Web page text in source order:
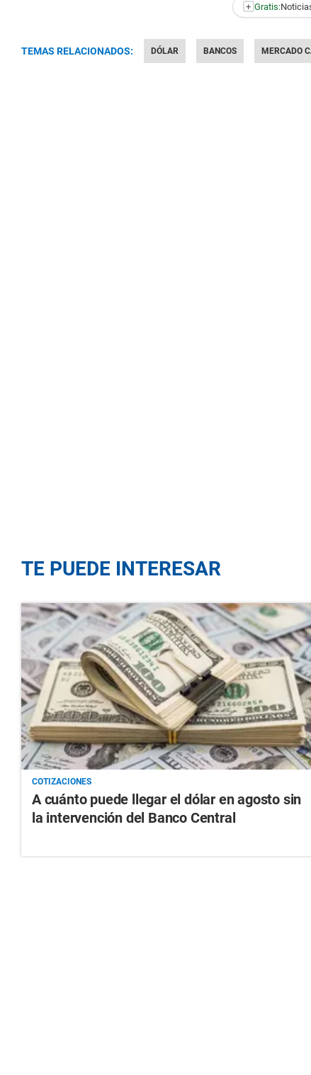
+ Gratis:
TEMAS RELACIONADOS: DÓLAR BANCOS MERCADO
TE PUEDE INTERESAR
COTIZACIONES
A cuánto puede llegar el dólar en agosto sin
la intervención del Banco Central